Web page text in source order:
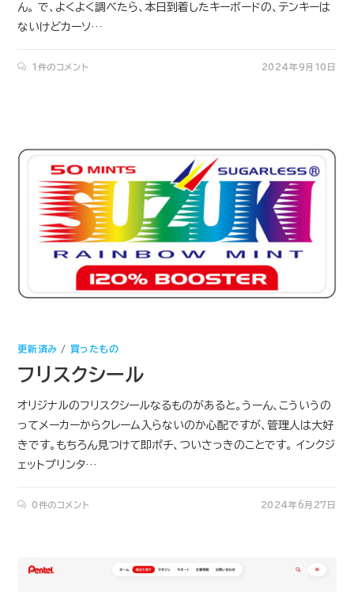
ん。 で、よくよく調べたら、本日到着したキーボードの、テンキーは
ないけどカーソ…
1件のコメント 2024年9月10日
更新済み / 買ったもの
フリスクシール
オリジナルのフリスクシールなるものがあると。うーん、こういうの
ってメーカーからクレーム入らないのか心配ですが、管理人は大好
きです。もちろん見つけて即ポチ、ついさっきのことです。 インクジ
ェットプリンタ…
0件のコメント 2024年6月27日